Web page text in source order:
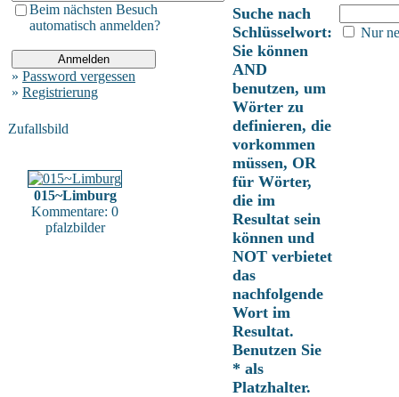
Beim nächsten Besuch
automatisch anmelden?
» Password vergessen
» Registrierung
Zufallsbild
015~Limburg
Kommentare: 0
pfalzbilder
Suche nach
Schlüsselwort:
Sie können
AND
benutzen, um
Wörter zu
definieren, die
vorkommen
müssen, OR
für Wörter,
die im
Resultat sein
können und
NOT verbietet
das
nachfolgende
Wort im
Resultat.
Benutzen Sie
* als
Platzhalter.
Nur